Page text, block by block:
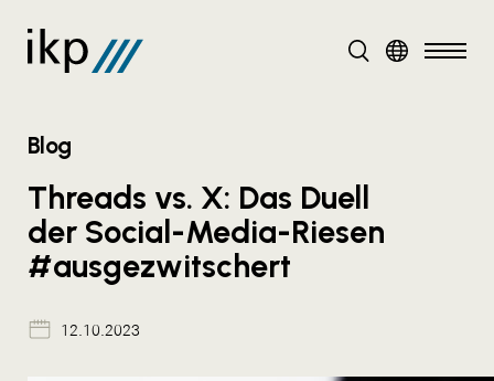
DE
Blog
Threads vs. X: Das Duell
der Social-Media-Riesen
#ausgezwitschert
12.10.2023